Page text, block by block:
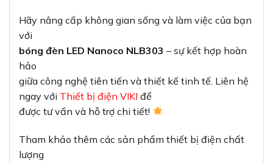
Hãy nâng cấp không gian sống và làm việc của bạn
với
bóng đèn LED Nanoco NLB303 – sự kết hợp hoàn
hảo
giữa công nghệ tiên tiến và thiết kế tinh tế. Liên hệ
ngay với Thiết bị điện VIKI để
được tư vấn và hỗ trợ chi tiết!
Tham khảo thêm các sản phẩm thiết bị điện chất
lượng